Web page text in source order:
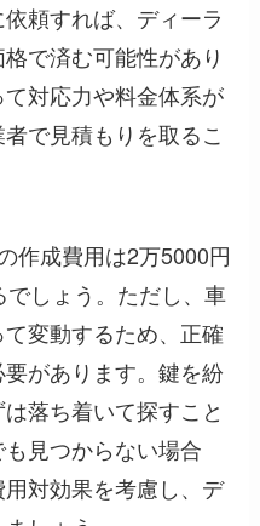
頼すれば、ディーラ
で済む可能性があり
対応力や料金体系が
で見積もりを取るこ
作成費用は2万5000円
しょう。ただし、車
変動するため、正確
があります。鍵を紛
落ち着いて探すこと
見つからない場合
対効果を考慮し、デ